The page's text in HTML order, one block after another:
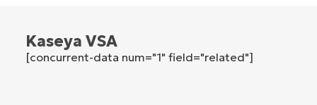
Kaseya VSA
[concurrent-data num="1" field="related"]
name*